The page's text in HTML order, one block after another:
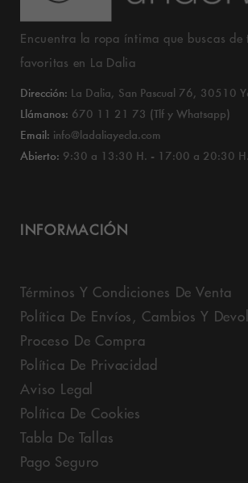
Encuentra la ropa íntima que buscas de
favoritas en La Dalia
Dirección: La Dalia, San Pascual 76, 30510
Llámanos: 670 11 21 73 (Tlf y Whatsapp)
Email: info@ladaliayecla.com
Abierto: 9:30 a 13:30 H. - 17:00 a 20:30 H.
INFORMACIÓN
Términos Y Condiciones De Venta
Política De Envíos, Cambios Y
Proceso De Compra
Política De Privacidad
Aviso Legal
Política De Cookies
Tabla De Tallas
Pago Seguro